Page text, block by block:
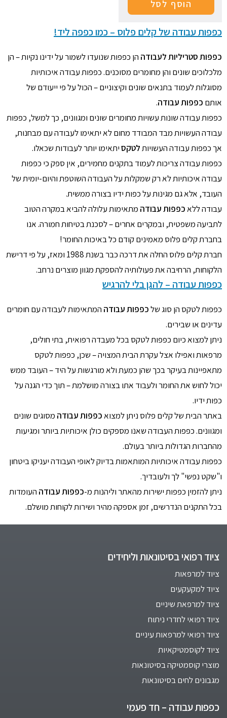
הוסף לסל
כפפות עבודה של קלים פלוס – כמו כפפה ליד!
כפפות סטריליות לעבודה הן כפפות שנועדו לשמור על ידינו נקיות – הן
מלכלוכים שונים והן מחומרים מסוכנים. כפפות עבודה איכותיות
מסוגלות לעמוד בתנאים שונים וקיצוניים – הכול על פי ייעודם של
אותם כפפות עבודה.
כפפות עבודה שונות עשויות מחומרים שונים ומגוונים, כך למשל, כפפות
עבודה העשויות מבד המבודד מחום לא יתאימו לעבודה עם מבחנות,
אך כפפות עבודה העשויותלטקסיתאימו יותר לעבודות שכאלו.
כפפות עבודה צריכות לעמוד בתקנים מחמירים, אין ספק כי כפפות
עבודה איכותיות לא רק שמקלות על העבודה השוטפת והיום-יומית של
העובד, אלא גם מגינות על כפות ידיו בצורה ממשית.
עבודה ללאכפפות עבודה מתאימות עלולה להביא במקרה הטוב
לתביעה משפטית, ובמקרים אחרים – לסכנת בטיחות חמורה. אנו
בחברת קלים פלוס מאמינים קודם כל באיכות החומר!
חברת קלים פלוס החלה את דרכה כבר בשנת 1988 ומאז, על פי דרישת
הלקוחות, הרחיבה את פעולותיה להספקת מגוון מוצרים נרחב.
כפפות עבודה – להגן בלי להרגיש
כפפות לטקס הן סוג שלכפפות עבודה המתאימות לעבודה עם חומרים
עדינים או שבירים.
ניתן למצוא כיום כפפות לטקס בכל מעבדה רפואית, בתי חולים,
מרפאות ואפילו אצל עקרת הבית המצויה – שכן, כפפות לטקס
מתאפיינות בעיקר בכך שהן כמעת ולא מורגשות על היד – העובד ממש
יכול לחוש את החומר ולעבוד אתו בצורה מושלמת – תוך כדי הגנה על
כפות ידיו.
באתר הבית של קלים פלוס ניתן למצואכפפות עבודה מסוגים שונים
ומגוונים. כפפות העבודה שאנו מספקים כולן איכותיות ביותר ומגיעות
מהחברות הגדולות ביותר בעולם.
כפפות עבודה איכותיות המותאמות בדיוק לאופי העבודה יעניקו ביטחון
ו"שקט נפשי" לך ולעובדיך.
ניתן להזמין כפפות ישירות מהאתר וליהנות מ-כפפות עבודה העומדות
בכל התקנים הנדרשים, זמן אספקה מהיר ושירות לקוחות מושלם.
ציוד רפואי בסיטונאות וליחידים
ציוד למרפאות
ציוד למקעקעים
ציוד למרפאת שיניים
ציוד רפואי לחדרי ניתוח
ציוד רפואי למרפאות עיניים
ציוד לקוסמטיקאיות
מוצרי קוסמטיקה בסיטונאות
מגבונים לחים בסיטונאות
כפפות עבודה – חד פעמי